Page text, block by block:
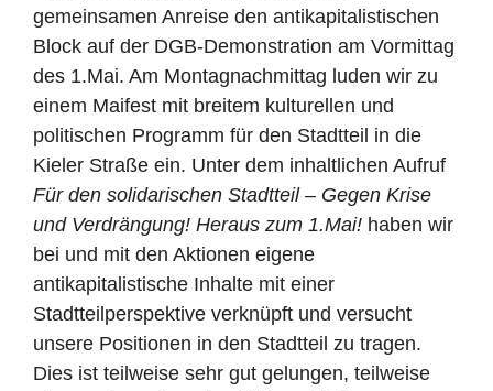
gemeinsamen Anreise den antikapitalistischen
Block auf der DGB-Demonstration am Vormittag
des 1.Mai. Am Montagnachmittag luden wir zu
einem Maifest mit breitem kulturellen und
politischen Programm für den Stadtteil in die
Kieler Straße ein. Unter dem inhaltlichen Aufruf
Für den solidarischen Stadtteil – Gegen Krise
und Verdrängung! Heraus zum 1.Mai! haben wir
bei und mit den Aktionen eigene
antikapitalistische Inhalte mit einer
Stadtteilperspektive verknüpft und versucht
unsere Positionen in den Stadtteil zu tragen.
Dies ist teilweise sehr gut gelungen, teilweise